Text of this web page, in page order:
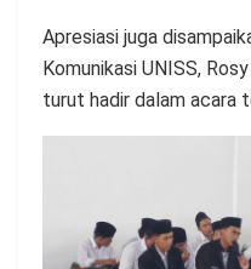
Apresiasi juga
Komunikasi UNISS,
turut hadir dalam acara